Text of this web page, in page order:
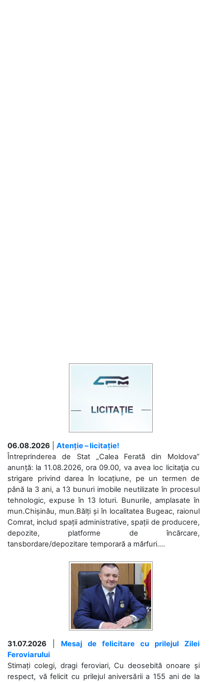
06.08.2026
Atenție – licitație!
Întreprinderea de Stat „Calea Ferată din Moldova”
anunță: la 11.08.2026, ora 09.00, va avea loc licitaţia cu
strigare privind darea în locațiune, pe un termen de
până la 3 ani, a 13 bunuri imobile neutilizate în procesul
tehnologic, expuse în 13 loturi. Bunurile, amplasate în
mun.Chișinău, mun.Bălți și în localitatea Bugeac, raionul
Comrat, includ spații administrative, spații de producere,
depozite, platforme de încărcare,
tansbordare/depozitare temporară a mărfuri....
31.07.2026
Mesaj de felicitare cu prilejul Zilei
Feroviarului
Stimați colegi, dragi feroviari, Cu deosebită onoare și
respect, vă felicit cu prilejul aniversării a 155 ani de la